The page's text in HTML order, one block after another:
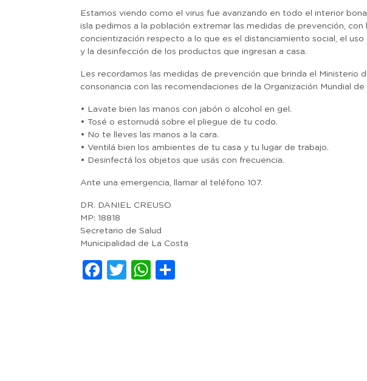
Estamos viendo como el virus fue avanzando en todo el interior
isla pedimos a la población extremar las medidas de prevención, con
concientización respecto a lo que es el distanciamiento social, el
y la desinfección de los productos que ingresan a casa.
Les recordamos las medidas de prevención que brinda el Ministerio
consonancia con las recomendaciones de la Organización Mundial de
• Lavate bien las manos con jabón o alcohol en gel.
• Tosé o estornudá sobre el pliegue de tu codo.
• No te lleves las manos a la cara.
• Ventilá bien los ambientes de tu casa y tu lugar de trabajo.
• Desinfectá los objetos que usás con frecuencia.
Ante una emergencia, llamar al teléfono 107.
DR. DANIEL CREUSO
MP: 18818
Secretario de Salud
Municipalidad de La Costa
Facebook
TwitterWhatsApp